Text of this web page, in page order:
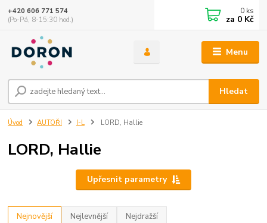
Menu
Hledat
+420 606 771 574
(Po-Pá, 8-15:30 hod.)
0 ks
za 0 Kč
Úvod AUTOŘI I-L LORD, Hallie
LORD, Hallie
Upřesnit parametry
Nejnovější Nejlevnější Nejdražší